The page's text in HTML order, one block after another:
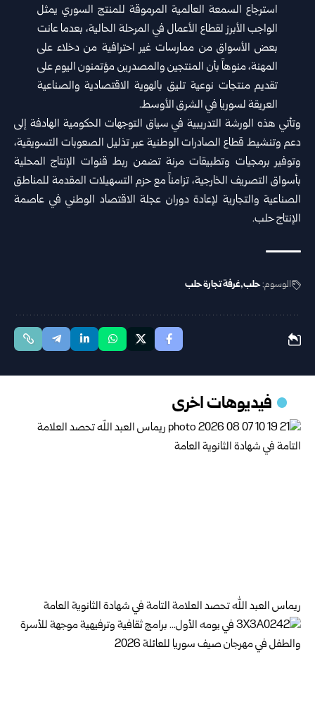
استرجاع السمعة العالمية المرموقة للمنتج ‏السوري يمثل
الواجب الأبرز لقطاع الأعمال في المرحلة ‏الحالية، بعدما عانت
بعض الأسواق من ممارسات غير ‏احترافية من دخلاء على
المهنة، منوهاً بأن المنتجين ‏والمصدرين مؤتمنون اليوم على
تقديم منتجات نوعية ‏تليق بالهوية الاقتصادية والصناعية
العريقة لسوريا في ‏الشرق الأوسط‎.‎
وتأتي هذه الورشة التدريبية في سياق التوجهات ‏الحكومية الهادفة إلى
دعم وتنشيط قطاع الصادرات ‏الوطنية عبر تذليل الصعوبات التسويقية،
وتوفير ‏برمجيات وتطبيقات مرنة تضمن ربط قنوات الإنتاج ‏المحلية
بأسواق التصريف الخارجية، تزامناً مع حزم ‏التسهيلات المقدمة للمناطق
الصناعية والتجارية لإعادة ‏دوران عجلة الاقتصاد الوطني في عاصمة
الإنتاج حلب‎.‎
الوسوم:حلب غرفة تجارة حلب
فيديوهات اخرى
ريماس العبد الله تحصد العلامة التامة في شهادة الثانوية العامة